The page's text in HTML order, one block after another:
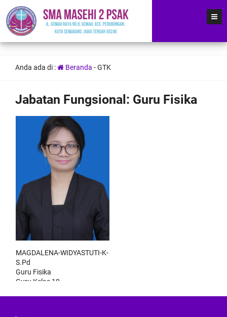
Anda ada di : Beranda -GTK
Jabatan Fungsional: Guru Fisika
MAGDALENA-WIDYASTUTI-K-
S.Pd
Guru Fisika
Guru Kelas 10